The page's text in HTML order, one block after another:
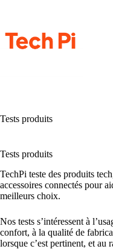
Tests produits
Tests produits
TechPi teste des produits
accessoires connectés pour
meilleurs choix.
Nos tests s’intéressent à
confort, à la qualité de
lorsque c’est pertinent, et au